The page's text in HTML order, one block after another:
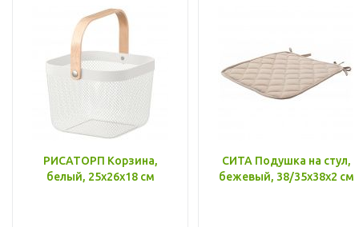
РИСАТОРП Корзина,
белый, 25x26x18 см
СИТА Подушка на стул,
бежевый, 38/35x38x2 см